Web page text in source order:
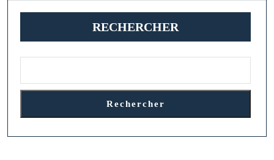
RECHERCHER
Rechercher